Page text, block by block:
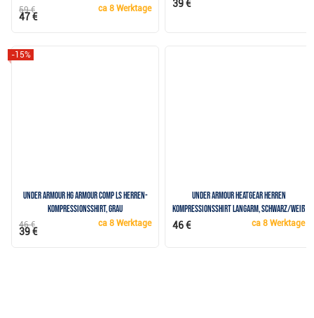
ca8 Werktage
59 €
47 €
39 €
Under Armour HG Armour Comp LS Herren-
Kompressionsshirt, grau
-15%
ca8 Werktage
46 €
39 €
Under Armour HeatGear Herren
Kompressionsshirt langarm, schwarz/weiß
ca8 Werktage
46 €